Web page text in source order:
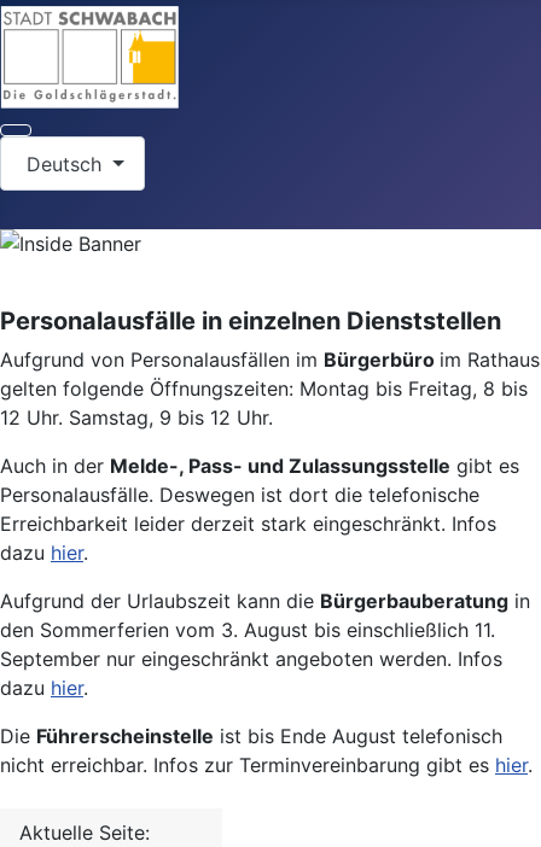
Deutsch
Personalausfälle in einzelnen Dienststellen
Aufgrund von Personalausfällen im Bürgerbüro im Rathaus
gelten folgende Öffnungszeiten: Montag bis Freitag, 8 bis
12 Uhr. Samstag, 9 bis 12 Uhr.
Auch in der Melde-, Pass- und Zulassungsstelle gibt es
Personalausfälle. Deswegen ist dort die telefonische
Erreichbarkeit leider derzeit stark eingeschränkt. Infos
dazu hier.
Aufgrund der Urlaubszeit kann die Bürgerbauberatung in
den Sommerferien vom 3. August bis einschließlich 11.
September nur eingeschränkt angeboten werden. Infos
dazu hier.
Die Führerscheinstelle ist bis Ende August telefonisch
nicht erreichbar. Infos zur Terminvereinbarung gibt es hier.
Aktuelle Seite: